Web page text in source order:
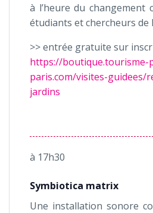
à l’heure du changement
étudiants et chercheurs de
>> entrée gratuite sur
https://boutique.tourisme-
paris.com/visites-guidees/
jardins
à 17h30
Symbiotica matrix
Une installation sonore